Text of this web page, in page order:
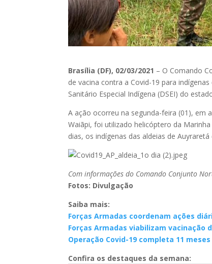
Brasília (DF), 02/03/2021 – O Comando
de vacina contra a Covid-19 para
Sanitário Especial Indígena (DSEI) do
A ação ocorreu na segunda-feira (01), em
Waiãpi, foi utilizado helicóptero da
dias, os indígenas das aldeias de
Com informações do Comando Conjunto
Fotos: Divulgação
Saiba mais:
Forças Armadas coordenam ações
Forças Armadas viabilizam vacinação
Operação Covid-19 completa 11
Confira os destaques da semana: